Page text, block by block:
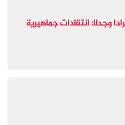
وجدلا: انتقادات جماهيرية